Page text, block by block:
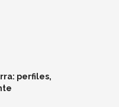
perfiles,